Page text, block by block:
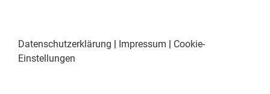
Datenschutzerklärung | Impressum | Cookie-
Einstellungen